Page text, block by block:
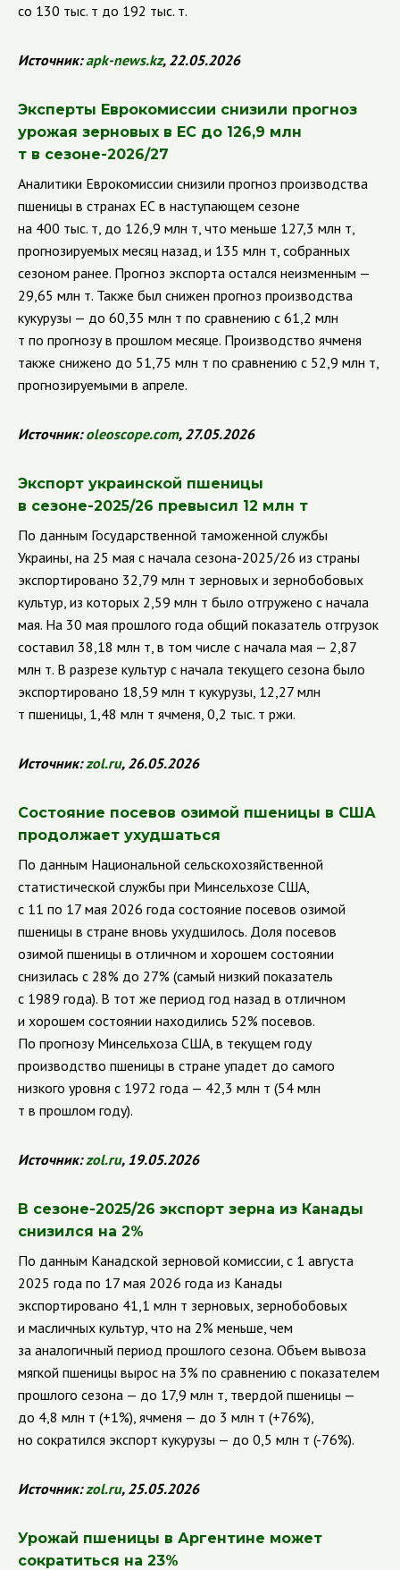
со 130 тыс. т до 192 тыс. т.
Источник:apk-news.kz, 22.05.2026
Эксперты Еврокомиссии снизили прогноз
урожая зерновых в ЕС до 126,9 млн
т в сезоне-2026/27
Аналитики Еврокомиссии снизили прогноз производства
пшеницы в странах ЕС в наступающем сезоне
на 400 тыс. т, до 126,9 млн т, что меньше 127,3 млн т,
прогнозируемых месяц назад, и 135 млн т, собранных
сезоном ранее. Прогноз экспорта остался неизменным —
29,65 млн т. Также был снижен прогноз производства
кукурузы — до 60,35 млн т по сравнению с 61,2 млн
т по прогнозу в прошлом месяце. Производство ячменя
также снижено до 51,75 млн т по сравнению с 52,9 млн т,
прогнозируемыми в апреле.
Источник:oleoscope.com, 27.05.2026
Экспорт украинской пшеницы
в сезоне-2025/26 превысил 12 млн т
По данным Государственной таможенной службы
Украины, на 25 мая с начала сезона-2025/26 из страны
экспортировано 32,79 млн т зерновых и зернобобовых
культур, из которых 2,59 млн т было отгружено с начала
мая. На 30 мая прошлого года общий показатель отгрузок
составил 38,18 млн т, в том числе с начала мая — 2,87
млн т. В разрезе культур с начала текущего сезона было
экспортировано 18,59 млн т кукурузы, 12,27 млн
т пшеницы, 1,48 млн т ячменя, 0,2 тыс. т ржи.
Источник:zol.ru, 26.05.2026
Состояние посевов озимой пшеницы в США
продолжает ухудшаться
По данным Национальной сельскохозяйственной
статистической службы при Минсельхозе США,
с 11 по 17 мая 2026 года состояние посевов озимой
пшеницы в стране вновь ухудшилось. Доля посевов
озимой пшеницы в отличном и хорошем состоянии
снизилась с 28% до 27% (самый низкий показатель
с 1989 года). В тот же период год назад в отличном
и хорошем состоянии находились 52% посевов.
По прогнозу Минсельхоза США, в текущем году
производство пшеницы в стране упадет до самого
низкого уровня с 1972 года — 42,3 млн т (54 млн
т в прошлом году).
Источник:zol.ru, 19.05.2026
В сезоне-2025/26 экспорт зерна из Канады
снизился на 2%
По данным Канадской зерновой комиссии, с 1 августа
2025 года по 17 мая 2026 года из Канады
экспортировано 41,1 млн т зерновых, зернобобовых
и масличных культур, что на 2% меньше, чем
за аналогичный период прошлого сезона. Объем вывоза
мягкой пшеницы вырос на 3% по сравнению с показателем
прошлого сезона — до 17,9 млн т, твердой пшеницы —
до 4,8 млн т (+1%), ячменя — до 3 млн т (+76%),
но сократился экспорт кукурузы — до 0,5 млн т (-76%).
Источник:zol.ru, 25.05.2026
Урожай пшеницы в Аргентине может
сократиться на 23%